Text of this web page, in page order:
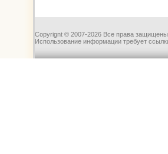
Copyrignt © 2007-2026 Все права
Использование информации требует